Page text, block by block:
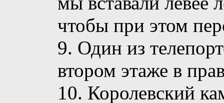
чтобы при этом
9. Один из
втором этаже в
10. Королевский